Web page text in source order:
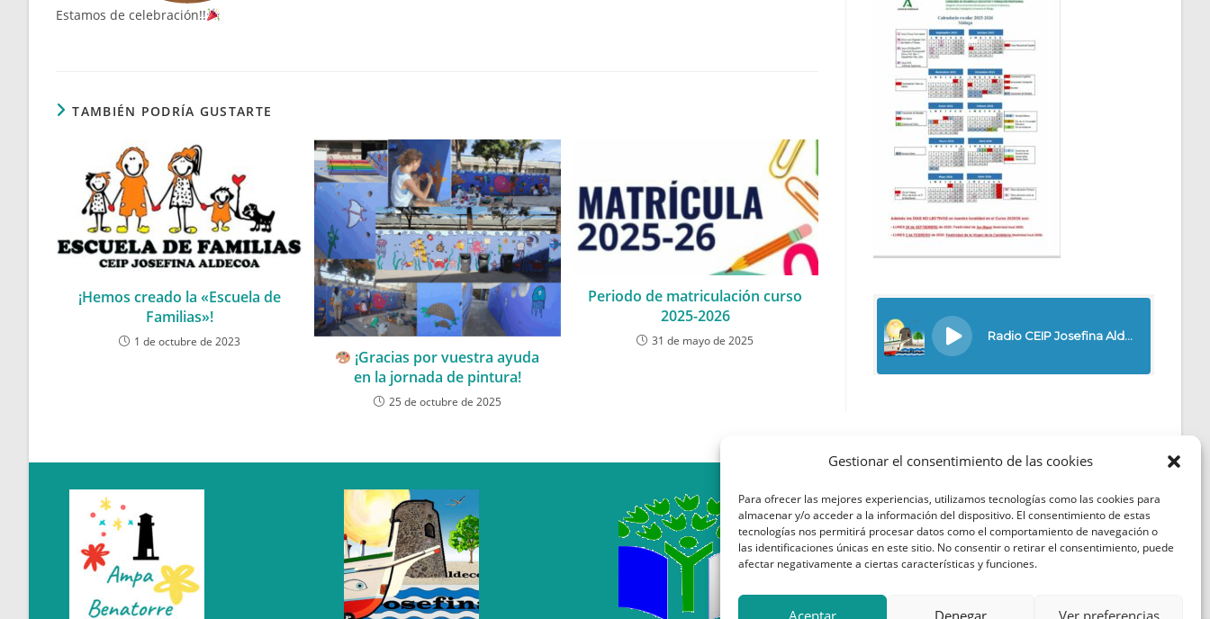
Gestionar el consentimiento de las cookies
Para ofrecer las mejores experiencias, utilizamos tecnologías como las cookies para
almacenar y/o acceder a la información del dispositivo. El consentimiento de estas
tecnologías nos permitirá procesar datos como el comportamiento de navegación o
las identificaciones únicas en este sitio. No consentir o retirar el consentimiento, puede
afectar negativamente a ciertas características y funciones.
Aceptar Denegar Ver preferencias
Estamos de celebración!!
TAMBIÉN PODRÍA GUSTARTE
¡Hemos creado la «Escuela de
Familias»!
1 de octubre de 2023
¡Gracias por vuestra ayuda
en la jornada de pintura!
25 de octubre de 2025
Periodo de matriculación curso
2025-2026
31 de mayo de 2025
Política de Cookies
Política de Privacidad